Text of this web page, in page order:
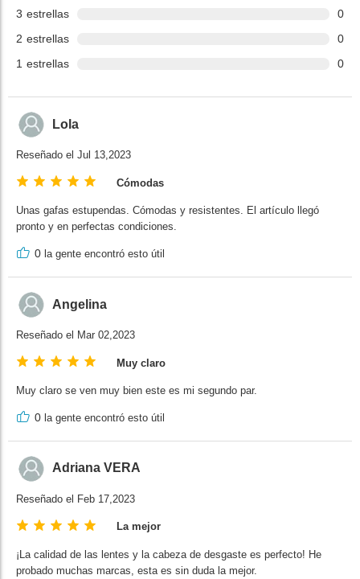
3 estrellas
0
2 estrellas
0
1 estrellas 0
Lola
Reseñado el Jul 13,2023
Cómodas
Unas gafas estupendas. Cómodas y resistentes. El artículo llegó
pronto y en perfectas condiciones.
0 la gente encontró esto útil
Angelina
Reseñado el Mar 02,2023
Muy claro
Muy claro se ven muy bien este es mi segundo par.
0 la gente encontró esto útil
Adriana VERA
Reseñado el Feb 17,2023
La mejor
¡La calidad de las lentes y la cabeza de desgaste es perfecto! He
probado muchas marcas, esta es sin duda la mejor.